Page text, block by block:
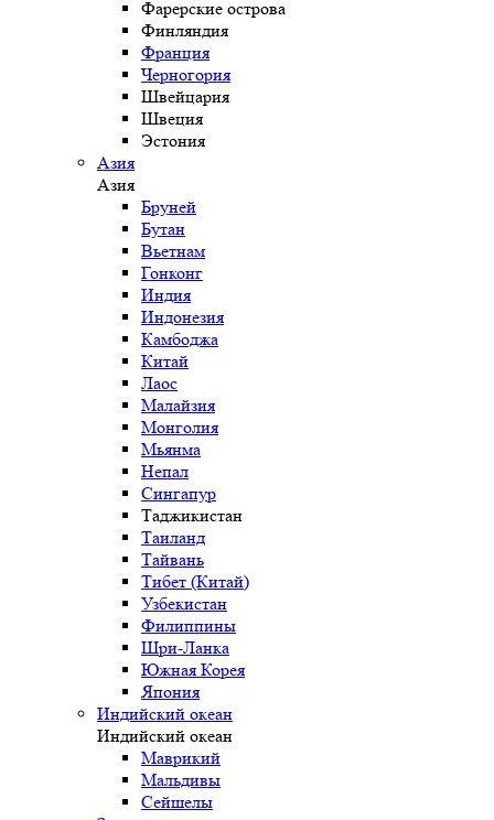
Фарерские острова
Финляндия
Франция
Черногория
Швейцария
Швеция
Эстония
Азия
Азия
Бруней
Бутан
Вьетнам
Гонконг
Индия
Индонезия
Камбоджа
Китай
Лаос
Малайзия
Монголия
Мьянма
Непал
Сингапур
Таджикистан
Таиланд
Тайвань
Тибет (Китай)
Узбекистан
Филиппины
Шри-Ланка
Южная Корея
Япония
Индийский океан
Индийский океан
Маврикий
Мальдивы
Сейшелы